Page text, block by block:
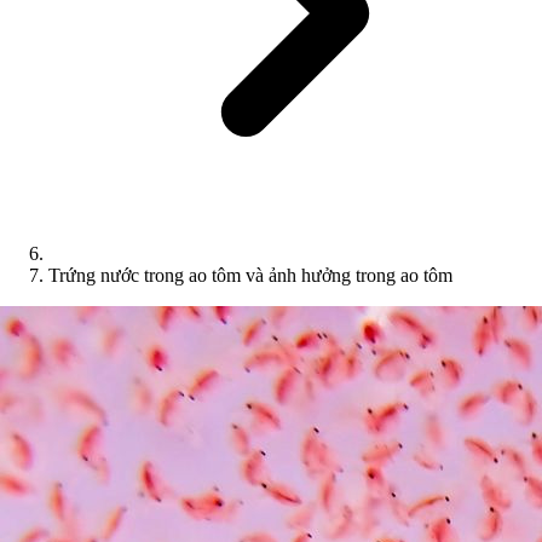
Trứng nước trong ao tôm và ảnh hưởng trong ao tôm